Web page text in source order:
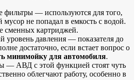
— используются для того,
не попадал в емкость с водой.
сменных картриджей.
давления — показателя до
достаточно, если встает вопрос о
минимойку для автомобиля.
— АВД с этой функцией стоят чуть
облегчают работу, особенно в